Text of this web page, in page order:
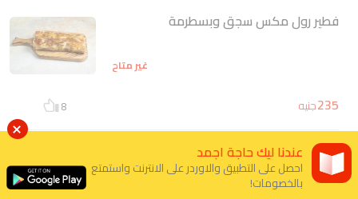
فطير رول مكس سجق وبسطرمة
غير متاح
235جنيه 8
فطير رول مكس دجاج
عندنا ليك حاجة اجمد
احصل على التطبيق والاوردر على الانترنت واستمتع
بالخصومات!